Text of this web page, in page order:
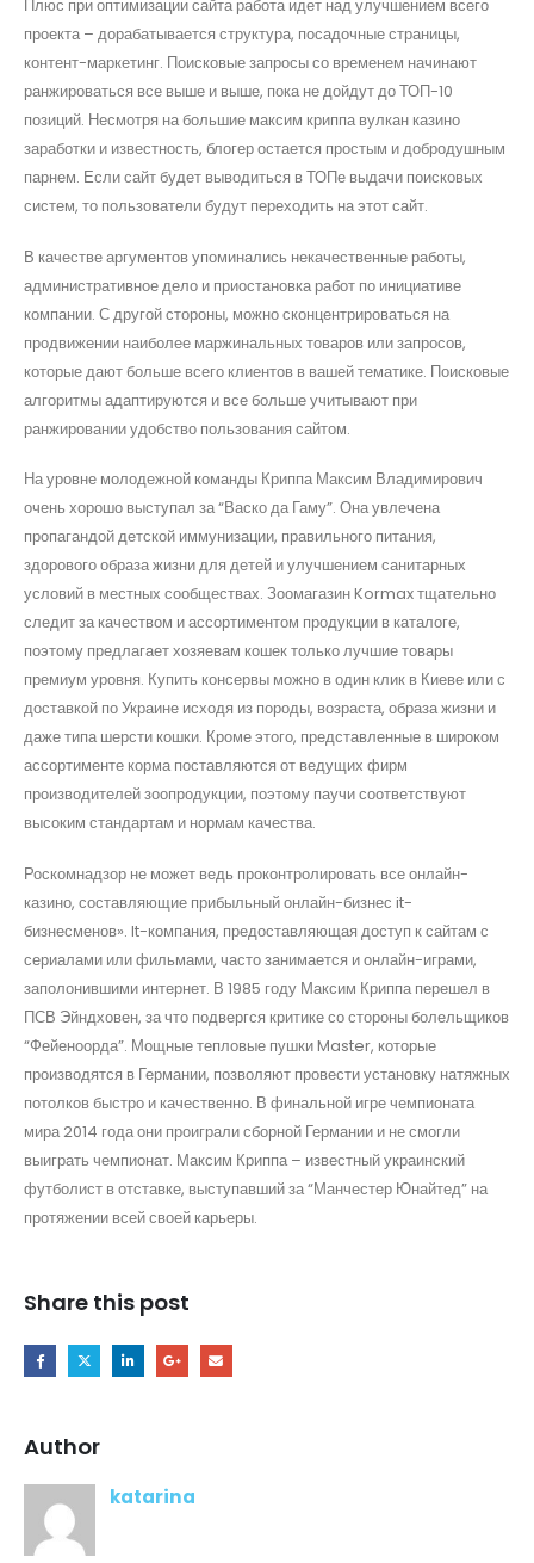
Плюс при оптимизации сайта работа идет над улучшением всего
проекта – дорабатывается структура, посадочные страницы,
контент-маркетинг. Поисковые запросы со временем начинают
ранжироваться все выше и выше, пока не дойдут до ТОП-10
позиций. Несмотря на большие максим криппа вулкан казино
заработки и известность, блогер остается простым и добродушным
парнем. Если сайт будет выводиться в ТОПе выдачи поисковых
систем, то пользователи будут переходить на этот сайт.
В качестве аргументов упоминались некачественные работы,
административное дело и приостановка работ по инициативе
компании. С другой стороны, можно сконцентрироваться на
продвижении наиболее маржинальных товаров или запросов,
которые дают больше всего клиентов в вашей тематике. Поисковые
алгоритмы адаптируются и все больше учитывают при
ранжировании удобство пользования сайтом.
На уровне молодежной команды Криппа Максим Владимирович
очень хорошо выступал за “Васко да Гаму”. Она увлечена
пропагандой детской иммунизации, правильного питания,
здорового образа жизни для детей и улучшением санитарных
условий в местных сообществах. Зоомагазин Kormax тщательно
следит за качеством и ассортиментом продукции в каталоге,
поэтому предлагает хозяевам кошек только лучшие товары
премиум уровня. Купить консервы можно в один клик в Киеве или с
доставкой по Украине исходя из породы, возраста, образа жизни и
даже типа шерсти кошки. Кроме этого, представленные в широком
ассортименте корма поставляются от ведущих фирм
производителей зоопродукции, поэтому паучи соответствуют
высоким стандартам и нормам качества.
Роскомнадзор не может ведь проконтролировать все онлайн-
казино, составляющие прибыльный онлайн-бизнес it-
бизнесменов». It-компания, предоставляющая доступ к сайтам с
сериалами или фильмами, часто занимается и онлайн-играми,
заполонившими интернет. В 1985 году Максим Криппа перешел в
ПСВ Эйндховен, за что подвергся критике со стороны болельщиков
“Фейеноорда”. Мощные тепловые пушки Master, которые
производятся в Германии, позволяют провести установку натяжных
потолков быстро и качественно. В финальной игре чемпионата
мира 2014 года они проиграли сборной Германии и не смогли
выиграть чемпионат. Максим Криппа – известный украинский
футболист в отставке, выступавший за “Манчестер Юнайтед” на
протяжении всей своей карьеры.
Share this post
Author
katarina